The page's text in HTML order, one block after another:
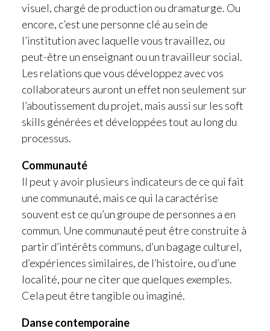
visuel, chargé de production ou dramaturge. Ou
encore, c’est une personne clé au sein de
l’institution avec laquelle vous travaillez, ou
peut-être un enseignant ou un travailleur social.
Les relations que vous développez avec vos
collaborateurs auront un effet non seulement sur
l’aboutissement du projet, mais aussi sur les soft
skills générées et développées tout au long du
processus.
Communauté
Il peut y avoir plusieurs indicateurs de ce qui fait
une communauté, mais ce qui la caractérise
souvent est ce qu’un groupe de personnes a en
commun. Une communauté peut être construite à
partir d’intérêts communs, d’un bagage culturel,
d’expériences similaires, de l’histoire, ou d’une
localité, pour ne citer que quelques exemples.
Cela peut être tangible ou imaginé.
Danse contemporaine